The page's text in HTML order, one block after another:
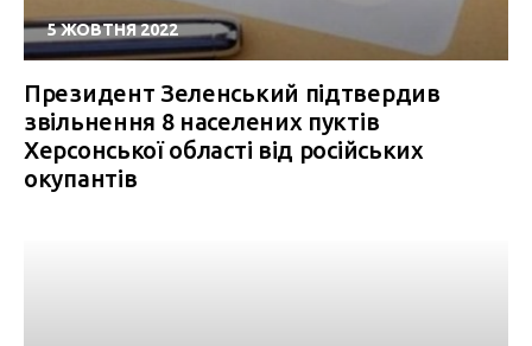
5 ЖОВТНЯ 2022
Президент Зеленський підтвердив
звільнення 8 населених пуктів
Херсонської області від російських
окупантів